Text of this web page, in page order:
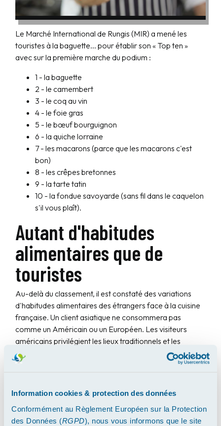
Information cookies & protection des données
Conformément au Règlement Européen sur la Protection
des Données (RGPD), nous vous informons que le site
Le Marché International de Rungis (MIR) a mené les
touristes à la baguette... pour établir son « Top ten »
avec sur la première marche du podium :
1 - la baguette
2 - le camembert
3 - le coq au vin
4 - le foie gras
5 - le bœuf bourguignon
6 - la quiche lorraine
7 - les macarons (parce que les macarons c'est
bon)
8 - les crêpes bretonnes
9 - la tarte tatin
10 - la fondue savoyarde (sans fil dans le caquelon
s'il vous plaît).
Autant d'habitudes
alimentaires que de
touristes
Au-delà du classement, il est constaté des variations
d'habitudes alimentaires des étrangers face à la cuisine
française. Un client asiatique ne consommera pas
comme un Américain ou un Européen. Les visiteurs
américains privilégient les lieux traditionnels et les
produits locaux, tout en découvrant des lieux chargés
d'histoire. Comme l'indique le MIR, ils sont facilement
formule « Entrée, plat, fromage, dessert »
accompagnée d'un bon vin. A l'opposé des Chinois qui
préfèrent se restaurer rapidement et pas cher. Il apparaît